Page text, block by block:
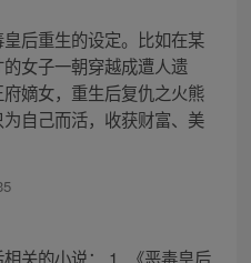
后重生的设定。比如在某
女子一朝穿越成遭人遗
嫡女，重生后复仇之火熊
自己而活，收获财富、美
关的小说： 1. 《恶毒皇后